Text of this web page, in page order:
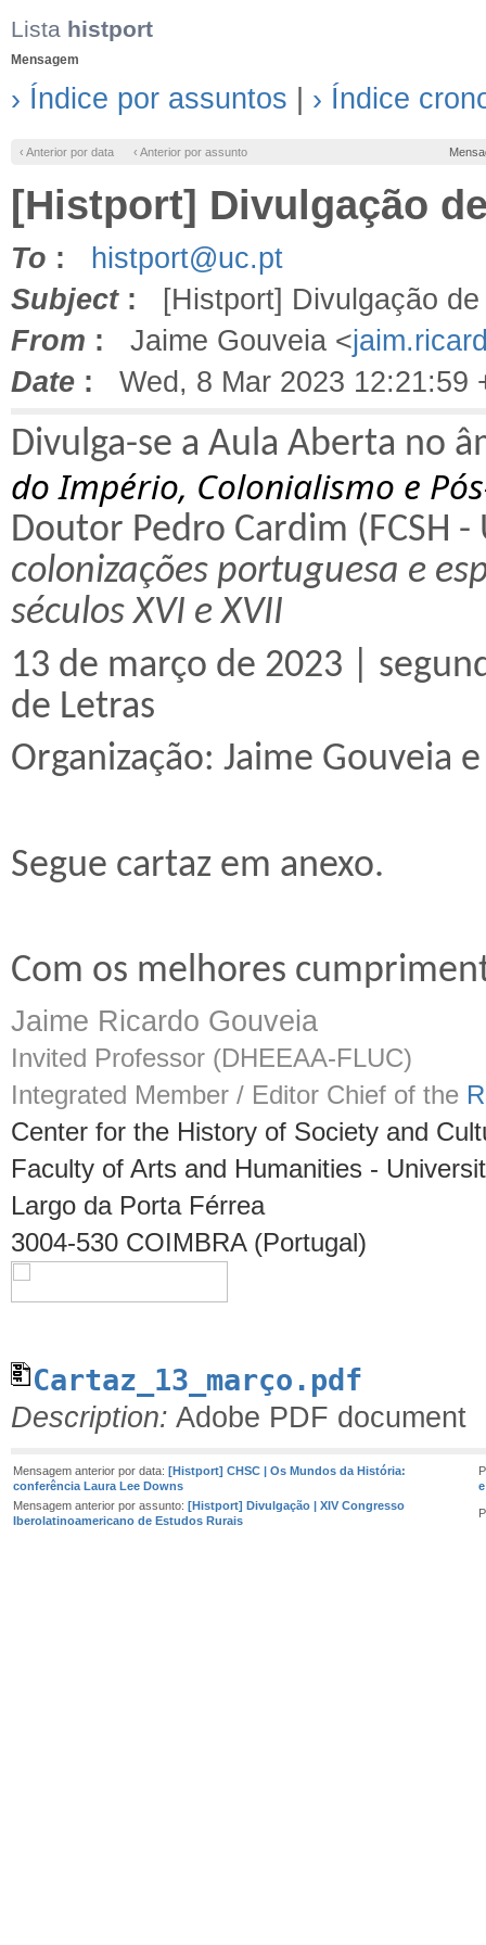
Lista histport
Mensagem
› Índice por assuntos › Índice
‹ Anterior por data ‹ Anterior por assunto
[Histport] Divulgação
To :
histport@uc.pt
Subject: [Histport] Divulgação de
From : Jaime Gouveia <
Date : Wed, 8 Mar 2023 12:21:59
Divulga-se a Aula Aberta no
do Império, Colonialismo e
Doutor Pedro Cardim (FCSH
colonizações portuguesa e
séculos XVI e XVII
13 de março de 2023 |
de Letras
Organização: Jaime Gouveia
Segue cartaz em anexo.
Com os melhores
Jaime Ricardo Gouveia
Invited Professor (DHEEAA-FLUC)
Integrated Member / Editor Chief of the
Center for the History of Society and
Faculty of Arts and Humanities -
Largo da Porta Férrea
3004-530 COIMBRA (Portugal)
Cartaz_13_março.pdf
Description: Adobe PDF document
Mensagem anterior por data: [Histport] CHSC | Os Mundos da História:
conferência Laura Lee Downs
Mensagem anterior por assunto: [Histport] Divulgação | XIV Congresso
Iberolatinoamericano de Estudos Rurais